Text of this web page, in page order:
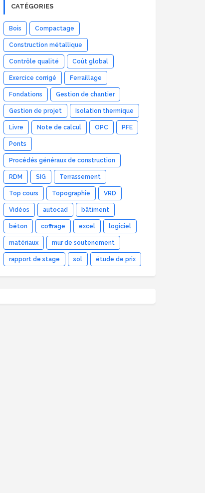
CATÉGORIES
Bois Compactage
Construction métallique
Contrôle qualité Coût global
Exercice corrigé Ferraillage
Fondations Gestion de chantier
Gestion de projet Isolation thermique
Livre Note de calcul OPC PFE
Ponts
Procédés généraux de construction
RDM SIG Terrassement
Top cours Topographie VRD
Vidéos autocad bâtiment
béton coffrage excel logiciel
matériaux mur de soutenement
rapport de stage sol étude de prix